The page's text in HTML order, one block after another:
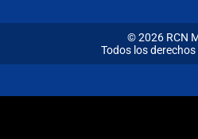
© 2026 RCN
Todos los